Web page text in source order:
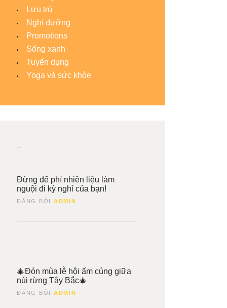
Lưu trú
Nghỉ dưỡng
Promotions
Sống xanh
Tuyển dụng
Yoga và sức khỏe
Đừng để phí nhiên liệu làm
nguội đi kỳ nghỉ của bạn!
ĐĂNG BỞI ADMIN
🎄Đón mùa lễ hội ấm cúng giữa
núi rừng Tây Bắc🎄
ĐĂNG BỞI ADMIN